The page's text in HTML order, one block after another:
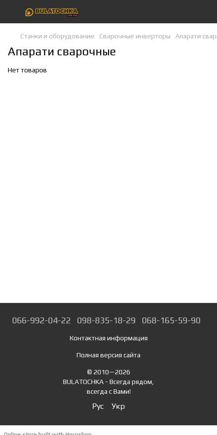
Станки и оборудование Сварочные инверторы Апарати
Апарати сварочные
Нет товаров
066-992-04-22 098-835-18-29 068-165-59-90
Контактная информация
Полная версия сайта
© 2010—2026
BULATOCHKA - Всегда рядом,
всегда с Вами!
Рус Укр